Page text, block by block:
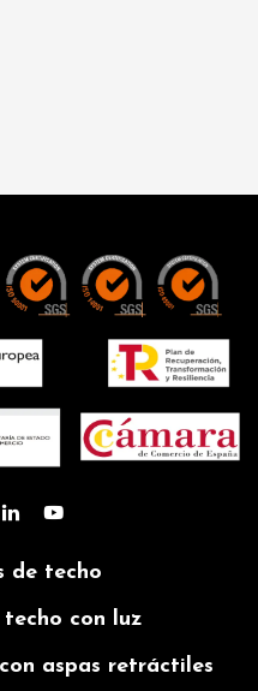
de techo
con luz
aspas retráctiles